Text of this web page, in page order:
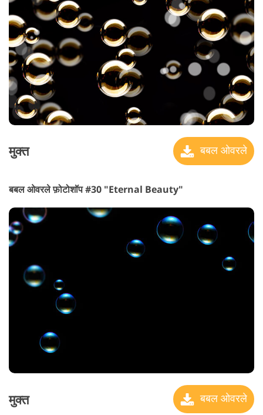
मुक्त बबल ओवरले
बबल ओवरले फ़ोटोशॉप #30 "Eternal Beauty"
मुक्त बबल ओवरले